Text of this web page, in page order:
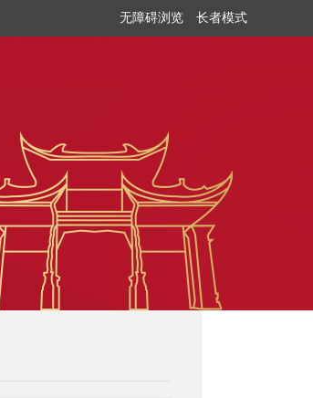
无障碍浏览 长者模式